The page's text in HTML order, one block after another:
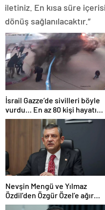
iletiniz. En kısa süre
dönüş sağlanılacaktır.”
İsrail Gazze’de sivilleri böyle
vurdu… En az 80 kişi hayatını
kaybetti
Nevşin Mengü ve Yılmaz
Özdil’den Özgür Özel’e ağır
eleştiriler